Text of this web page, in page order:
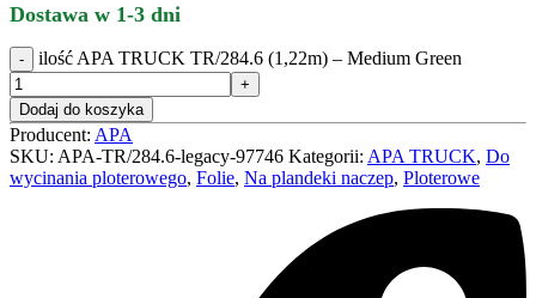
Dostawa w 1-3 dni
ilość APA TRUCK TR/284.6 (1,22m) – Medium Green
Dodaj do koszyka
Producent: APA
SKU: APA-TR/284.6-legacy-97746 Kategorii: APA TRUCK, Do
wycinania ploterowego, Folie, Na plandeki naczep, Ploterowe